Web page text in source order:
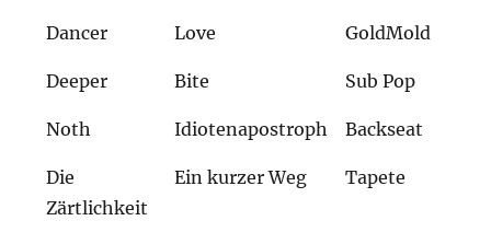
Dancer Love GoldMold
Deeper Bite Sub Pop
Noth Idiotenapostroph Backseat
Die
Zärtlichkeit
Ein kurzer Weg Tapete